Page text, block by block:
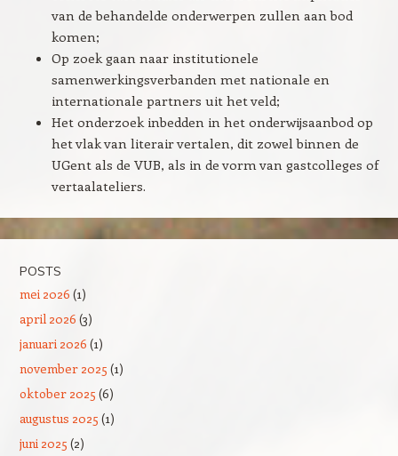
van de behandelde onderwerpen zullen aan bod
komen;
Op zoek gaan naar institutionele
samenwerkingsverbanden met nationale en
internationale partners uit het veld;
Het onderzoek inbedden in het onderwijsaanbod op
het vlak van literair vertalen, dit zowel binnen de
UGent als de VUB, als in de vorm van gastcolleges of
vertaalateliers.
POSTS
mei 2026 (1)
april 2026 (3)
januari 2026 (1)
november 2025 (1)
oktober 2025 (6)
augustus 2025 (1)
juni 2025 (2)